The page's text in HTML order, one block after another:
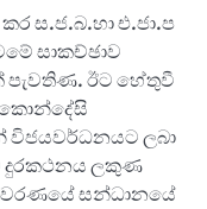
ස.ජ.බ.හා එ.ජා.ප
සාකච්ඡාව
පැවතිණ. ඊට හේතුවී
කොන්දේසි
විජයවර්ධනයට ලබා
දුරකථනය ලකුණ
සන්ධානයේ